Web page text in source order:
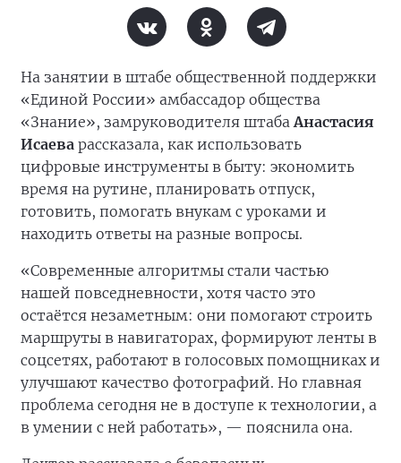
На занятии в штабе общественной поддержки
«Единой России» амбассадор общества
«Знание», замруководителя штабаАнастасия
Исаева рассказала, как использовать
цифровые инструменты в быту: экономить
время на рутине, планировать отпуск,
готовить, помогать внукам с уроками и
находить ответы на разные вопросы.
«Современные алгоритмы стали частью
нашей повседневности, хотя часто это
остаётся незаметным: они помогают строить
маршруты в навигаторах, формируют ленты в
соцсетях, работают в голосовых помощниках и
улучшают качество фотографий. Но главная
проблема сегодня не в доступе к технологии, а
в умении с ней работать», — пояснила она.